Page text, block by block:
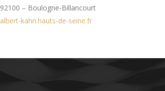
92100 – Boulogne-Billancourt
albert-kahn.hauts-de-seine.fr